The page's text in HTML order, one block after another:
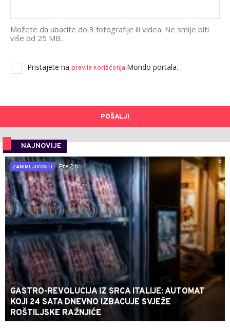
Možete da ubacite do 3 fotografije ili videa. Ne smije biti
više od 25 MB.
Pristajete na pravila korišćenja Mondo portala.
POŠALJI
NAJNOVIJE
0
ZANIMLJIVOSTI
Pre 2 h
GASTRO-REVOLUCIJA IZ SRCA ITALIJE: AUTOMAT
KOJI 24 SATA DNEVNO IZBACUJE SVJEŽE
ROŠTILJSKE RAŽNJIĆE